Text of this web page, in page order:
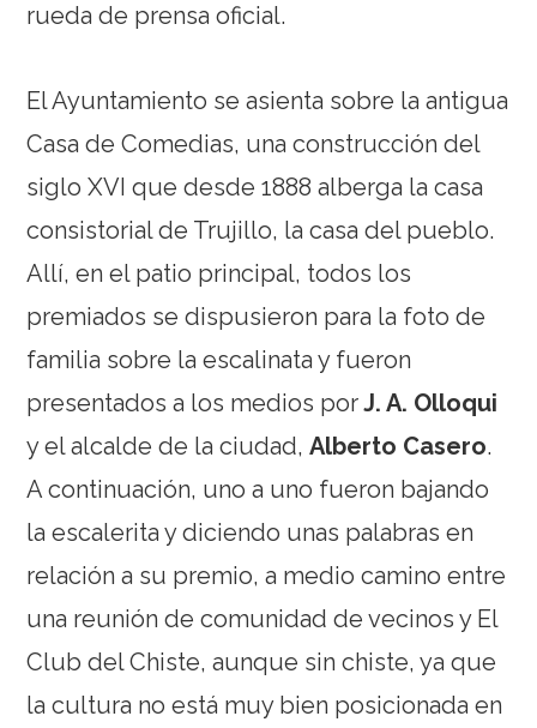
rueda de prensa oficial.
El Ayuntamiento se asienta sobre la antigua
Casa de Comedias, una construcción del
siglo XVI que desde 1888 alberga la casa
consistorial de Trujillo, la casa del pueblo.
Allí, en el patio principal, todos los
premiados se dispusieron para la foto de
familia sobre la escalinata y fueron
presentados a los medios porJ. A. Olloqui
y el alcalde de la ciudad,Alberto Casero.
A continuación, uno a uno fueron bajando
la escalerita y diciendo unas palabras en
relación a su premio, a medio camino entre
una reunión de comunidad de vecinos y El
Club del Chiste, aunque sin chiste, ya que
la cultura no está muy bien posicionada en